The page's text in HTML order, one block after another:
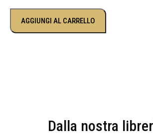
AGGIUNGI AL CARRELLO
Dalla nostra